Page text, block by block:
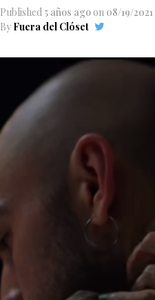
Published 5 años ago on 08/19/2021
By Fuera del Clóset